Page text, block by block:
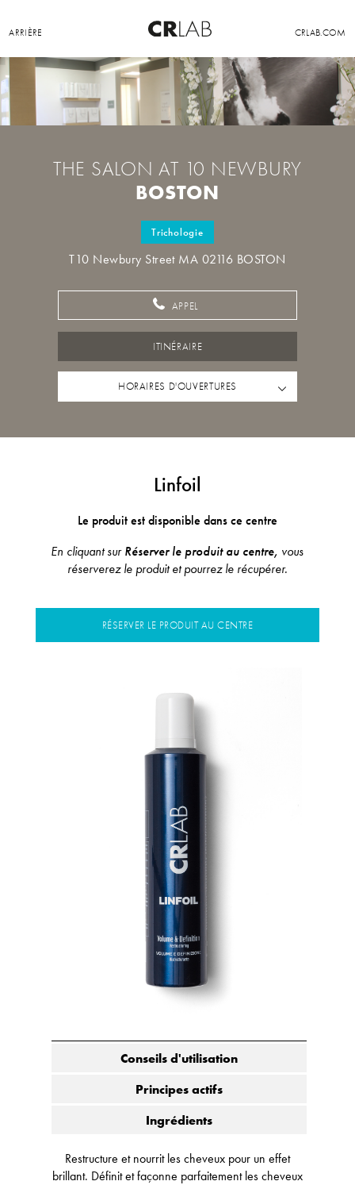
ARRIÈRE CRLAB.COM
THE SALON AT 10 NEWBURY
BOSTON
Trichologie
T10 Newbury Street MA 02116 BOSTON
APPEL
ITINÉRAIRE
HORAIRES D'OUVERTURES
Linfoil
Le produit est disponible dans ce centre
En cliquant sur Réserver le produit au centre, vous
réserverez le produit et pourrez le récupérer.
RÉSERVER LE PRODUIT AU CENTRE
Conseils d'utilisation
Principes actifs
Ingrédients
Restructure et nourrit les cheveux pour un effet
brillant. Définit et façonne parfaitement les cheveux